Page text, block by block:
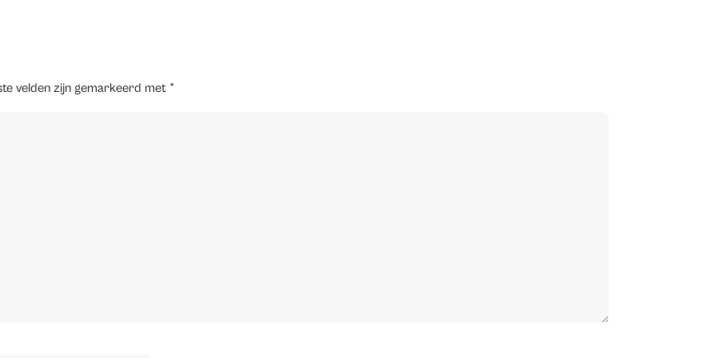
velden zijn gemarkeerd met *